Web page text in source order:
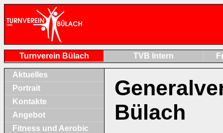
Turnverein Bülach TVB Intern
Aktuelles
Portrait
Kontakte
Angebot
Fitness und Aerobic
Bülach